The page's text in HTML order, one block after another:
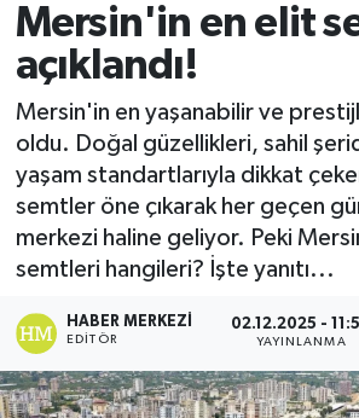
Mersin'in en elit
açıklandı!
Mersin'in en yaşanabilir ve
oldu. Doğal güzellikleri, sahil
yaşam standartlarıyla dikkat
semtler öne çıkarak her geçen
merkezi haline geliyor. Peki
semtleri hangileri? İşte yanıtı...
HABER MERKEZI
EDITÖR
02.12.2025 -
YAYINLANMA
Haber Arşivi